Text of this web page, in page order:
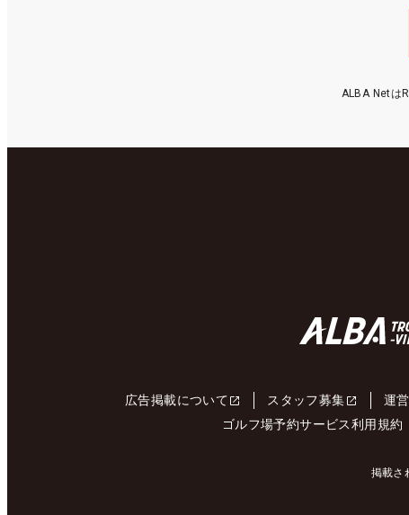
ALBA Netは
広告掲載について スタッフ募集 運
ゴルフ場予約サービス利用規約
掲載さ